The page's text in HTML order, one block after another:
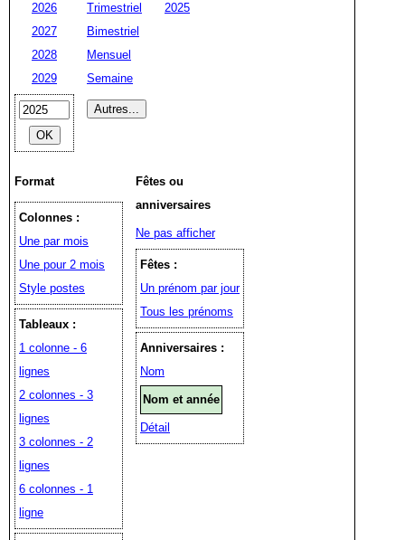
2026
2027
2028
2029
Trimestriel
Bimestriel
Mensuel
Semaine
2025
Format
Colonnes :
Une par mois
Une pour 2 mois
Style postes
Tableaux :
1 colonne - 6
lignes
2 colonnes - 3
lignes
3 colonnes - 2
lignes
6 colonnes - 1
ligne
Fêtes ou
anniversaires
Ne pas afficher
Fêtes :
Un prénom par jour
Tous les prénoms
Anniversaires :
Nom
Nom et année
Détail